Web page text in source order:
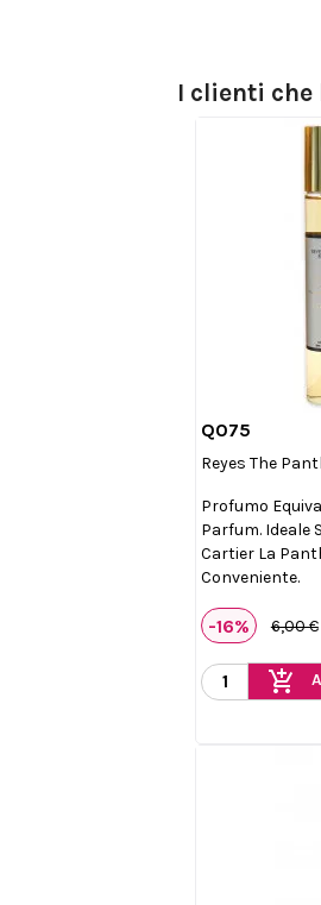
I clienti
Q075
Reyes The
Profumo
Parfum. Ideale
Cartier La
Conveniente.
-16% 6,00 €
add_shopping_cart